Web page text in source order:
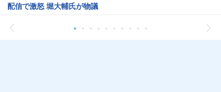
配信で激怒 堀大輔氏が物議